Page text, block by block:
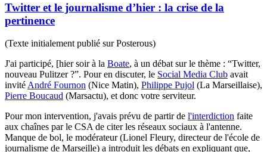
Twitter et le journalisme d’hier : la crise de la
pertinence
(Texte initialement publié sur Posterous)
J'ai participé, [hier soir à la Boate, à un débat sur le thème : “Twitter,
nouveau Pulitzer ?”. Pour en discuter, le Social Media Club avait
invité André Fournon (Nice Matin), Philippe Pujol (La Marseillaise),
Pierre Boucaud (Marsactu), et donc votre serviteur.
Pour mon intervention, j'avais prévu de partir de l'interdiction faite
aux chaînes par le CSA de citer les réseaux sociaux à l'antenne.
Manque de bol, le modérateur (Lionel Fleury, directeur de l'école de
journalisme de Marseille) a introduit les débats en expliquant que,